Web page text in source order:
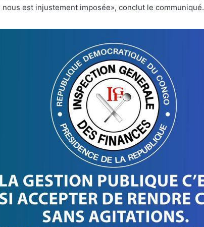
est injustement imposée», conclut le communiqué.